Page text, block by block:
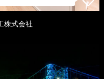
株式会社